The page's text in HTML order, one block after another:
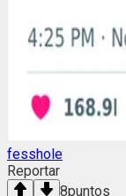
fesshole
Reportar
8puntos